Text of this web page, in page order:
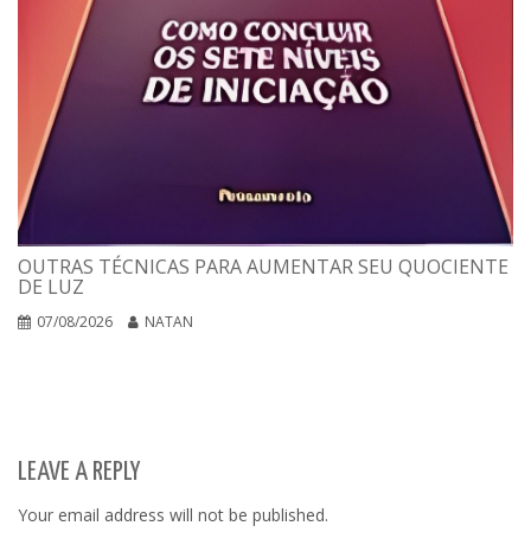
OUTRAS TÉCNICAS PARA AUMENTAR SEU QUOCIENTE
DE LUZ
07/08/2026 NATAN
LEAVE A REPLY
Your email address will not be published.